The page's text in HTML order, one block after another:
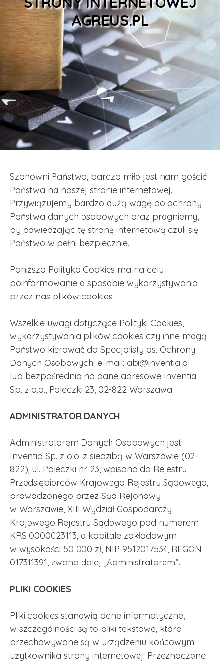
AGREUS.PL
Szanowni Państwo, bardzo miło jest nam gościć
Państwa na naszej stronie internetowej.
Przywiązujemy bardzo dużą wagę do ochrony
Państwa danych osobowych oraz pragniemy,
by odwiedzając tę stronę internetową czuli się
Państwo w pełni bezpiecznie.
Poniższa Polityka Cookies ma na celu
poinformowanie o sposobie wykorzystywania
przez nas plików cookies.
Wszelkie uwagi dotyczące Polityki Cookies,
wykorzystywania plików cookies czy inne mogą
Państwo kierować do Specjalisty ds. Ochrony
Danych Osobowych: e-mail: abi@inventia.pl
lub bezpośrednio na dane adresowe Inventia
Sp. z o.o., Poleczki 23, 02-822 Warszawa.
ADMINISTRATOR DANYCH
Administratorem Danych Osobowych jest
Inventia Sp. z o.o. z siedzibą w Warszawie (02-
822), ul. Poleczki nr 23, wpisana do Rejestru
Przedsiębiorców Krajowego Rejestru Sądowego,
prowadzonego przez Sąd Rejonowy
w Warszawie, XIII Wydział Gospodarczy
Krajowego Rejestru Sądowego pod numerem
KRS 0000023113, o kapitale zakładowym
w wysokości 50 000 zł, NIP 9512017534, REGON
017311391, zwana dalej „Administratorem”.
PLIKI COOKIES
Pliki cookies stanowią dane informatyczne,
w szczególności są to pliki tekstowe, które
przechowywane są w urządzeniu końcowym
użytkownika strony internetowej. Przeznaczone